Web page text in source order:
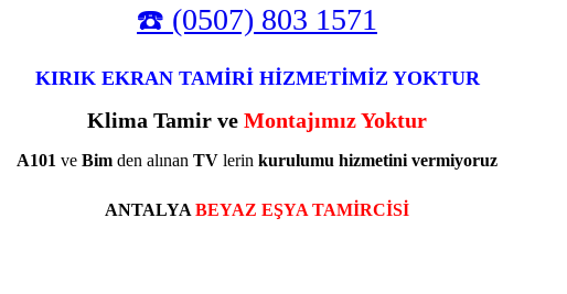
☎️ (0507) 803 1571
KIRIK EKRAN TAMİRİ HİZMETİMİZ YOKTUR
Klima Tamir ve Montajımız Yoktur
A101 ve Bim den alınan TV lerin kurulumu hizmetini vermiyoruz
ANTALYA BEYAZ EŞYA TAMİRCİSİ